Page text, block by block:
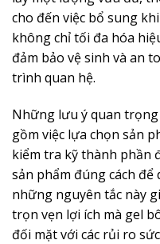
cho đến việc bổ sung
không chỉ tối đa hóa
đảm bảo vệ sinh và an
trình quan hệ.
Những lưu ý quan
gồm việc lựa chọn sản
kiểm tra kỹ thành phần
sản phẩm đúng cách
những nguyên tắc này
trọn vẹn lợi ích mà gel
đối mặt với các rủi ro